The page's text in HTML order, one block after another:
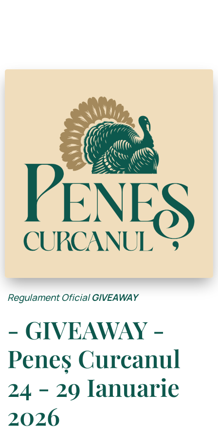
Regulament OficialGIVEAWAY
- GIVEAWAY -
Peneș Curcanul
24 - 29 Ianuarie
2026